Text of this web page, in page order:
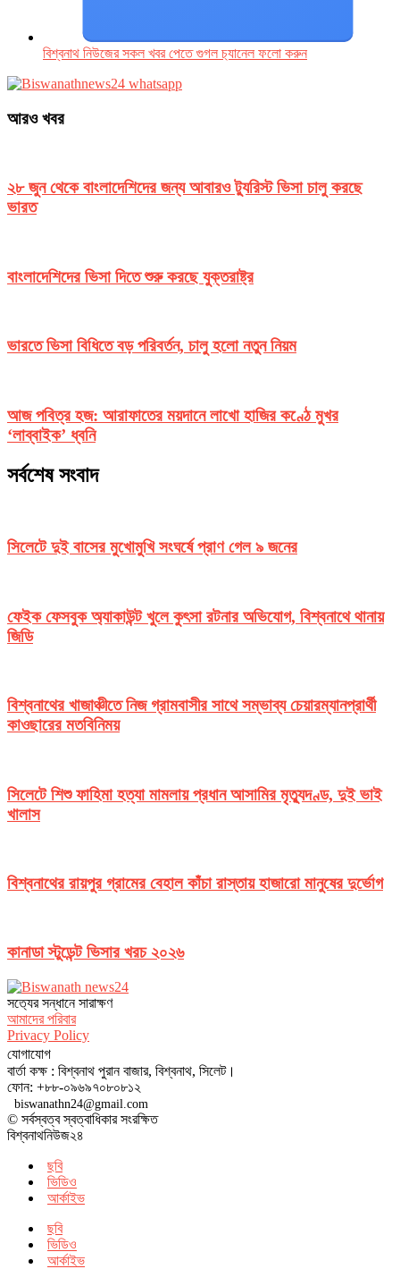
বিশ্বনাথ নিউজের সকল খবর পেতে গুগল চ‌্যানেল ফলো করুন
আরও খবর
২৮ জুন থেকে বাংলাদেশিদের জন্য আবারও ট্যুরিস্ট ভিসা চালু করছে
ভারত
বাংলাদেশিদের ভিসা দিতে শুরু করছে যুক্তরাষ্ট্র
ভারতে ভিসা বিধিতে বড় পরিবর্তন, চালু হলো নতুন নিয়ম
আজ পবিত্র হজ: আরাফাতের ময়দানে লাখো হাজির কণ্ঠে মুখর
‘লাব্বাইক’ ধ্বনি
সর্বশেষ সংবাদ
সিলেটে দুই বাসের মুখোমুখি সংঘর্ষে প্রাণ গেল ৯ জনের
ফেইক ফেসবুক অ্যাকাউন্ট খুলে কুৎসা রটনার অভিযোগ, বিশ্বনাথে থানায়
জিডি
বিশ্বনাথের খাজাঞ্চীতে নিজ গ্রামবাসীর সাথে সম্ভাব্য চেয়ারম্যানপ্রার্থী
কাওছারের মতবিনিময়
সিলেটে শিশু ফাহিমা হত্যা মামলায় প্রধান আসামির মৃত্যুদণ্ড, দুই ভাই
খালাস
বিশ্বনাথের রায়পুর গ্রামের বেহাল কাঁচা রাস্তায় হাজারো মানুষের দুর্ভোগ
কানাডা স্টুডেন্ট ভিসার খরচ ২০২৬
সত‌্যের সন্ধানে সারাক্ষণ
আমাদের পরিবার
Privacy Policy
যোগাযোগ
বার্তা কক্ষ : বিশ্বনাথ পুরান বাজার, বিশ্বনাথ, সিলেট।
ফোন: +৮৮-০৯৬৯৭০৮০৮১২
biswanathn24@gmail.com
© সর্বস্বত্ব স্বত্বাধিকার সংরক্ষিত
বিশ্বনাথনিউজ২৪
ছবি
ভিডিও
আর্কাইভ
ছবি
ভিডিও
আর্কাইভ